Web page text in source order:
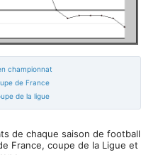
championnat
de France
de la ligue
de chaque saison de football
France, coupe de la Ligue et